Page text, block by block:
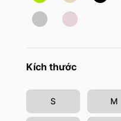
Kích thước
S M